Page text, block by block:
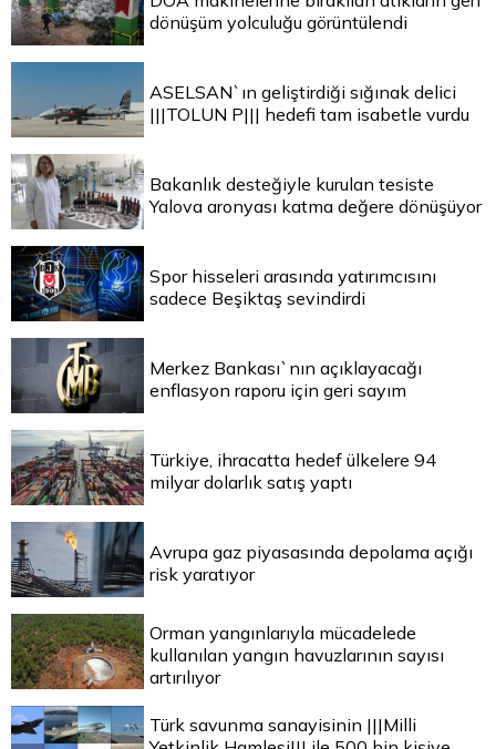
dönüşüm yolculuğu görüntülendi
ASELSAN`ın geliştirdiği sığınak delici
|||TOLUN P||| hedefi tam isabetle vurdu
Bakanlık desteğiyle kurulan tesiste
Yalova aronyası katma değere dönüşüyor
Spor hisseleri arasında yatırımcısını
sadece Beşiktaş sevindirdi
Merkez Bankası`nın açıklayacağı
enflasyon raporu için geri sayım
Türkiye, ihracatta hedef ülkelere 94
milyar dolarlık satış yaptı
Avrupa gaz piyasasında depolama açığı
risk yaratıyor
Orman yangınlarıyla mücadelede
kullanılan yangın havuzlarının sayısı
artırılıyor
Türk savunma sanayisinin |||Milli